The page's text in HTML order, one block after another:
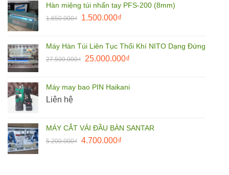
95.000.000₫.là:
Hàn miệng túi nhấn tay PFS-200 (8mm)
1.650.000₫
Giá
1.650.000₫.
1.500.000₫Giá
là:
1.500.000₫.
Máy Hàn Túi Liên Tục Thổi Khí NITO Dạng Đứng
27.500.000₫
Giá
27.500.000₫.
25.000.000₫Giá
là:
Máy may bao PIN Haikani
Liên hệ
MÁY CẮT VẢI ĐẦU BÀN SANTAR
5.200.000₫ Giá
4.700.000₫Giá